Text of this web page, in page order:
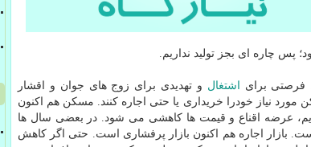
پس چاره ای بجز تولید نداریم.
برای اشتغال و تهدیدی برای زوج های جوان و اقشار
نیاز خودرا خریداری یا حتی اجاره کنند. مسکن هم اکنون
عرضه اقناع و قیمت ها کاهشی می شود. در بعضی سال ها
بازار اجاره هم اکنون بازار پرفشاری است. حتی اگر کاهش